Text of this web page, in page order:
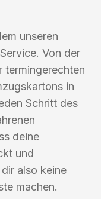
unseren
Von der
termingerechten
in
Schritt des
deine
und
also keine
machen.